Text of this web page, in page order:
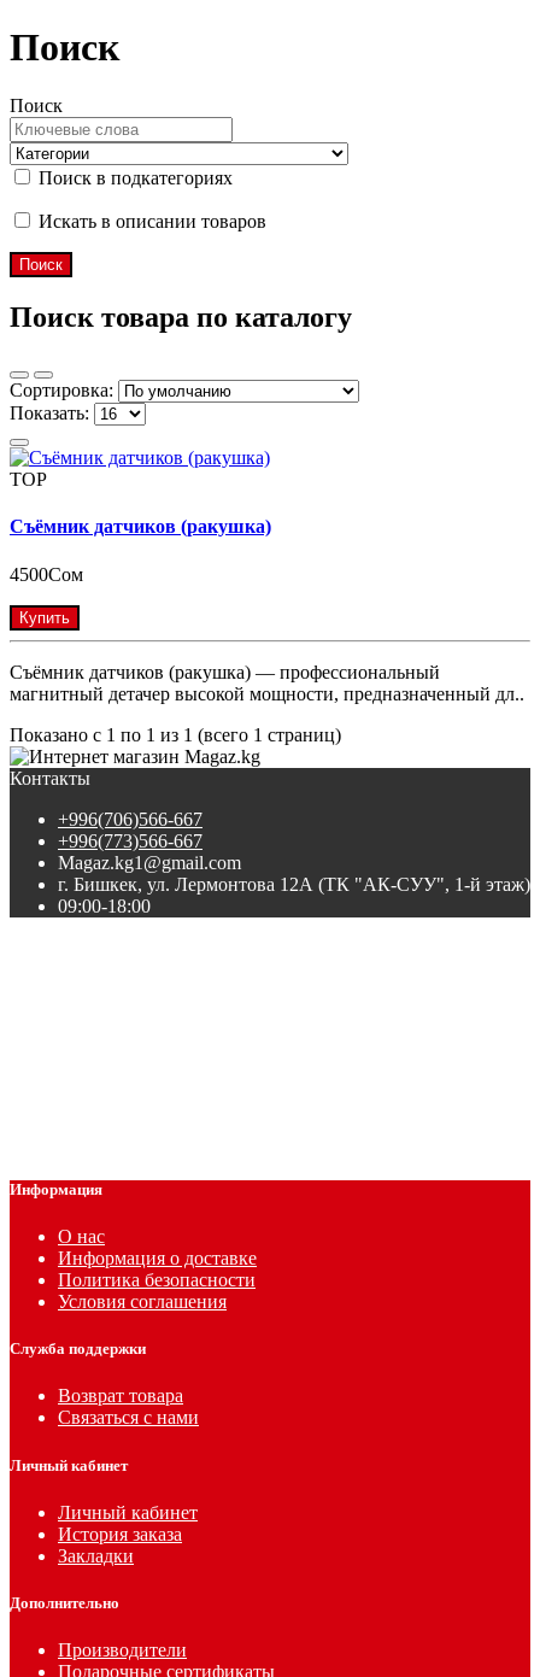
Поиск
Поиск
Поиск в подкатегориях
Искать в описании товаров
Поиск товара по каталогу
Сортировка:
Показать:
TOP
Съёмник датчиков (ракушка)
4500Сом
Купить
Съёмник датчиков (ракушка) — профессиональный
магнитный детачер высокой мощности, предназначенный дл..
Показано с 1 по 1 из 1 (всего 1 страниц)
Контакты
+996(706)566-667
+996(773)566-667
Magaz.kg1@gmail.com
г. Бишкек, ул. Лермонтова 12А (ТК "АК-СУУ", 1-й этаж)
09:00-18:00
Информация
О нас
Информация о доставке
Политика безопасности
Условия соглашения
Служба поддержки
Возврат товара
Связаться с нами
Личный кабинет
Личный кабинет
История заказа
Закладки
Дополнительно
Производители
Подарочные сертификаты